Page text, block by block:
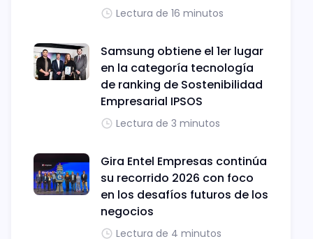
Lectura de 16 minutos
Samsung obtiene el 1er lugar
en la categoría tecnología
de ranking de Sostenibilidad
Empresarial IPSOS
Lectura de 3 minutos
Gira Entel Empresas continúa
su recorrido 2026 con foco
en los desafíos futuros de los
negocios
Lectura de 4 minutos